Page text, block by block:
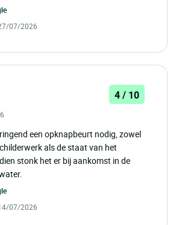
07/2026
4 / 10
een opknapbeurt nodig, zowel
als de staat van het
stonk het er bij aankomst in de
07/2026